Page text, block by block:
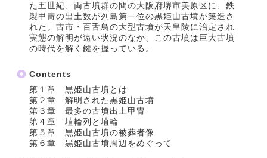
た五世紀、両古墳群の間の大阪府堺市美原区に、鉄
製甲冑の出土数が列島第一位の黒姫山古墳が築造さ
れた。古市・百舌鳥の大型古墳が天皇陵に治定され
実態の解明が遠い状況のなか、この古墳は巨大古墳
の時代を解く鍵を握っている。
Contents
第１章 黒姫山古墳とは
第２章 解明された黒姫山古墳
第３章 最多の古墳出土甲冑
第４章 埴輪列と埴輪
第５章 黒姫山古墳の被葬者像
第６章 黒姫山古墳周辺をめぐって